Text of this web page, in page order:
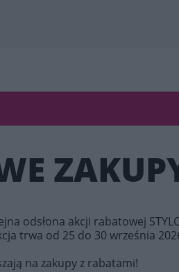
odsłona akcji rabatowej
trwa od 25 do 30 września
na zakupy z rabatami!